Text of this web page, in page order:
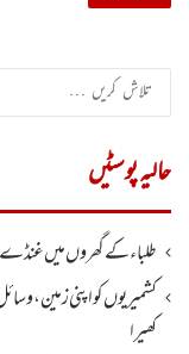
حالیہ پوسٹیں
طلباء کے گھروں میں غنڈے
کشمیریوں کو اپنی زمین،
کھیرا